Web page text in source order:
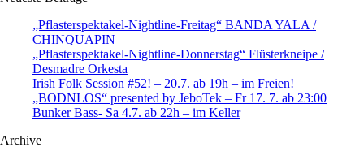
„Pflasterspektakel-Nightline-Freitag“ BANDA YALA /
CHINQUAPIN
„Pflasterspektakel-Nightline-Donnerstag“ Flüsterkneipe /
Desmadre Orkesta
Irish Folk Session #52! – 20.7. ab 19h – im Freien!
„BODNLOS“ presented by JeboTek – Fr 17. 7. ab 23:00
Bunker Bass- Sa 4.7. ab 22h – im Keller
Archive